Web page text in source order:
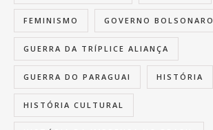
FEMINISMO GOVERNO BOLSONARO
GUERRA DA TRÍPLICE ALIANÇA
GUERRA DO PARAGUAI HISTÓRIA
HISTÓRIA CULTURAL